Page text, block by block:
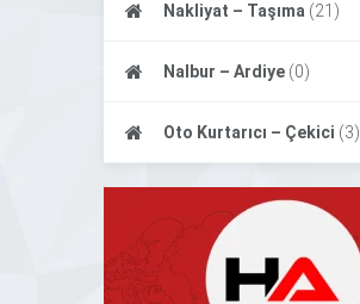
Nakliyat – Taşıma (21)
Nalbur – Ardiye (0)
Oto Kurtarıcı – Çekici (3)